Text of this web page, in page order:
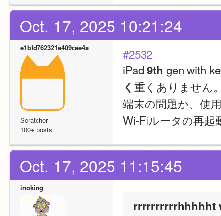
Oct. 17, 2025 10:21:24
e1bfd762321e409cee4a
Scratcher
100+ posts
#2532
iPad 9th gen with
く 重くありません
端末の問題か、使
Wi-Fiルータの再起
Oct. 17, 2025 11:15:45
inoking
rrrrrrrrrrhhhhht